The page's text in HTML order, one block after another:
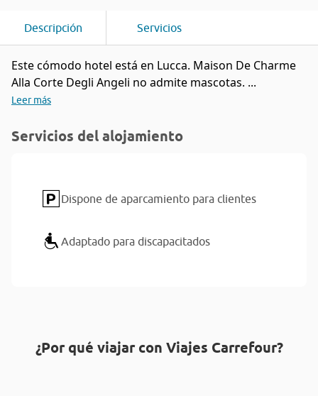
Descripción Servicios
Este cómodo hotel está en Lucca. Maison De Charme
Alla Corte Degli Angeli no admite mascotas. ...
Leer más
Servicios del alojamiento
Dispone de aparcamiento para clientes
Adaptado para discapacitados
¿Por qué viajar con Viajes Carrefour?